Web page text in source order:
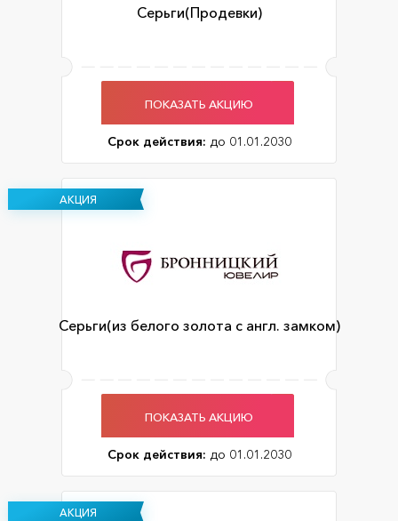
Серьги(Продевки)
ПОКАЗАТЬ АКЦИЮ
Срок действия: до 01.01.2030
АКЦИЯ
Серьги(из белого золота с англ. замком)
ПОКАЗАТЬ АКЦИЮ
Срок действия: до 01.01.2030
АКЦИЯ